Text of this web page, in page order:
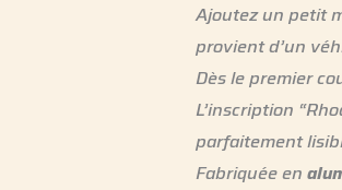
Ajoutez un petit
provient d’un
Dès le premier
L’inscription
parfaitement
Fabriquée en